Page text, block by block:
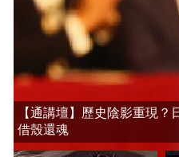
【通講壇】歷史陰影重現？
借殼還魂